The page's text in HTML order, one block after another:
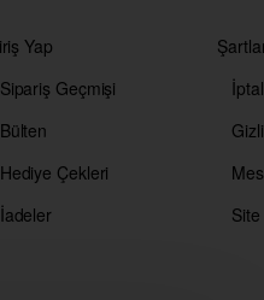
Yap
Sipariş Geçmişi
Bülten
Hediye Çekleri
İadeler
Site